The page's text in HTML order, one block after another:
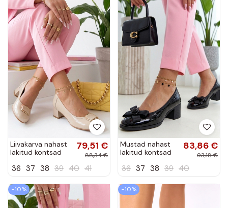
Liivakarva nahast
lakitud kontsad
79,51 €
88,34 €
36 37 38 39 40 41
Mustad nahast
lakitud kontsad
83,86 €
93,18 €
36 37 38 39 40
−10% −10%